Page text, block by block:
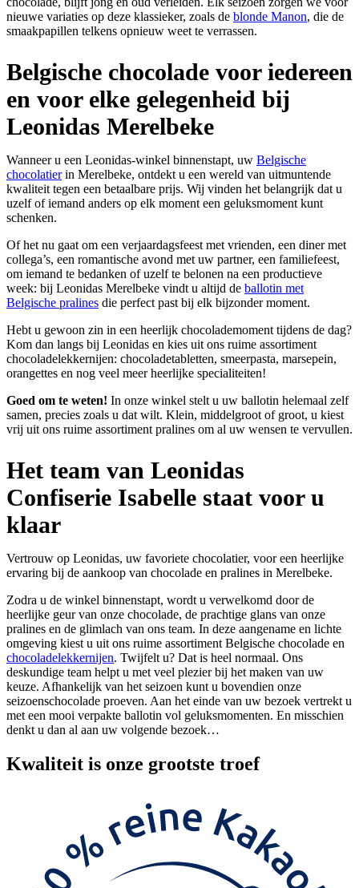
nieuwe variaties op deze klassieker, zoals de blonde Manon, die de
smaakpapillen telkens opnieuw weet te verrassen.
Belgische chocolade voor iedereen
en voor elke gelegenheid bij
Leonidas Merelbeke
Wanneer u een Leonidas-winkel binnenstapt, uw Belgische
chocolatierin Merelbeke, ontdekt u een wereld van uitmuntende
kwaliteit tegen een betaalbare prijs. Wij vinden het belangrijk dat u
uzelf of iemand anders op elk moment een geluksmoment kunt
schenken.
Of het nu gaat om een verjaardagsfeest met vrienden, een diner met
collega’s, een romantische avond met uw partner, een familiefeest,
om iemand te bedanken of uzelf te belonen na een productieve
week: bij Leonidas Merelbeke vindt u altijd de ballotin met
Belgische pralines die perfect past bij elk bijzonder moment.
Hebt u gewoon zin in een heerlijk chocolademoment tijdens de dag?
Kom dan langs bij Leonidas en kies uit ons ruime assortiment
chocoladelekkernijen: chocoladetabletten, smeerpasta, marsepein,
orangettes en nog veel meer heerlijke specialiteiten!
Goed om te weten! In onze winkel stelt u uw ballotin helemaal zelf
samen, precies zoals u dat wilt. Klein, middelgroot of groot, u kiest
vrij uit ons ruime assortiment pralines om al uw wensen te vervullen.
Het team van Leonidas
Confiserie Isabelle staat voor u
klaar
Vertrouw op Leonidas, uw favoriete chocolatier, voor een heerlijke
ervaring bij de aankoop van chocolade en pralines in Merelbeke.
Zodra u de winkel binnenstapt, wordt u verwelkomd door de
heerlijke geur van onze chocolade, de prachtige glans van onze
pralines en de glimlach van ons team. In deze aangename en lichte
omgeving kiest u uit ons ruime assortiment Belgische chocolade en
chocoladelekkernijen. Twijfelt u? Dat is heel normaal. Ons
deskundige team helpt u met veel plezier bij het maken van uw
keuze. Afhankelijk van het seizoen kunt u bovendien onze
seizoenschocolade proeven. Aan het einde van uw bezoek vertrekt u
met een mooi verpakte ballotin vol geluksmomenten. En misschien
denkt u dan al aan uw volgende bezoek…
Kwaliteit is onze grootste troef